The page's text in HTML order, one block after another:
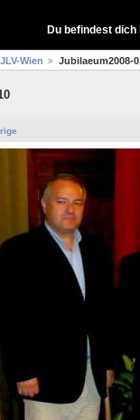
Du befindest
Wien Jubilaeum2008-